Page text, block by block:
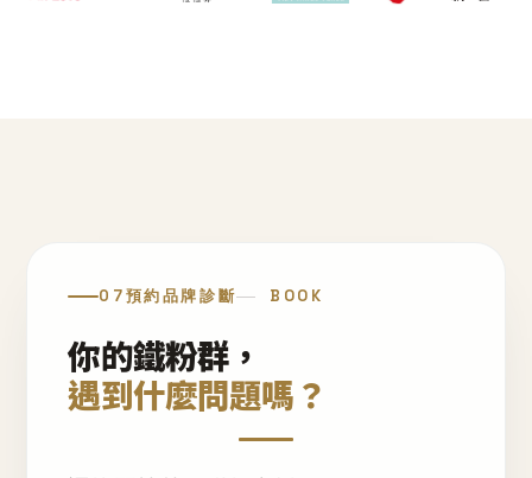
07預約品牌診斷 BOOK
你的鐵粉群，
遇到什麼問題嗎？